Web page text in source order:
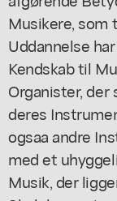
Musikere,
Uddannelse
Kendskab til
Organister,
deres
ogsaa andre
med et
Musik, der